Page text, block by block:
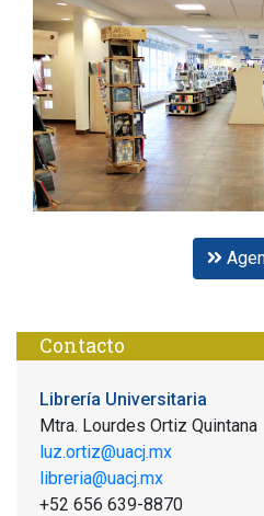
Contacto
Librería Universitaria
Mtra. Lourdes Ortiz Quintana
luz.ortiz@uacj.mx
libreria@uacj.mx
+52 656 639-8870